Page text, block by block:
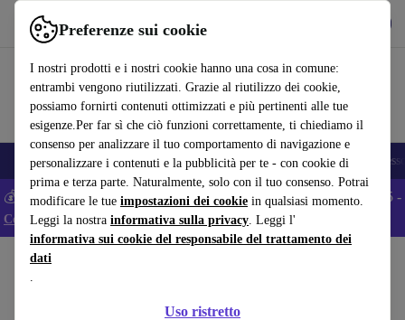
Preferenze sui cookie
I nostri prodotti e i nostri cookie hanno una cosa in comune:
entrambi vengono riutilizzati. Grazie al riutilizzo dei cookie,
possiamo fornirti contenuti ottimizzati e più pertinenti alle tue
esigenze.Per far sì che ciò funzioni correttamente, ti chiediamo il
consenso per analizzare il tuo comportamento di navigazione e
personalizzare i contenuti e la pubblicità per te - con cookie di
prima e terza parte. Naturalmente, solo con il tuo consenso. Potrai
modificare le tue impostazioni dei cookie in qualsiasi momento.
Leggi la nostra informativa sulla privacy. Leggi l'
informativa sui cookie del responsabile del trattamento dei
dati
.
Uso ristretto
Usa refurbed in modo rapido e semplice
🎒 Back to school Smartphone Portatili Tablet Smartwatch
💰 Extra -5% su tutti gli smartphone Android - Codice: ANDROID5 -
Condizioni
Home
Living in Japan. 45th Ed.